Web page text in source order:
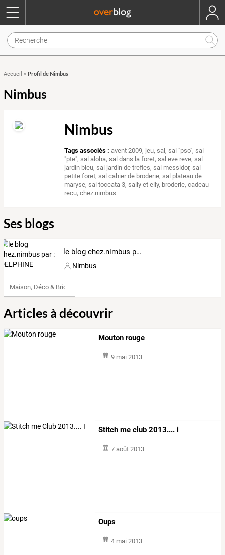
Accueil » Profil de Nimbus
Nimbus
Nimbus
Tags associés : avent 2009, jeu,sal,sal "pso",sal
"pte",sal aloha,sal dans la foret,sal eve reve,sal
jardin bleu,sal jardin de trefles,sal messidor,sal
petite foret,sal cahier de broderie,sal plateau de
maryse,sal toccata 3,sally et elly, broderie,cadeau
recu,chez.nimbus
Ses blogs
le blog chez.nimbus par : DELPHINE
Nimbus
Maison, Déco & Bricolage
Articles à découvrir
Mouton rouge
9 mai 2013
Stitch me club 2013.... i
7 août 2013
Oups
4 mai 2013